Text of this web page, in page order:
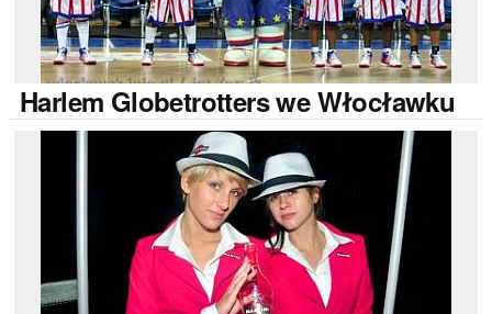
Harlem Globetrotters we Włocławku